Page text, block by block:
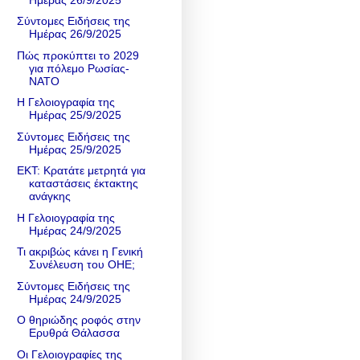
Σύντομες Ειδήσεις της
Ημέρας 26/9/2025
Πώς προκύπτει το 2029
για πόλεμο Ρωσίας-
NATO
Η Γελοιογραφία της
Ημέρας 25/9/2025
Σύντομες Ειδήσεις της
Ημέρας 25/9/2025
ΕΚΤ: Κρατάτε μετρητά για
καταστάσεις έκτακτης
ανάγκης
Η Γελοιογραφία της
Ημέρας 24/9/2025
Τι ακριβώς κάνει η Γενική
Συνέλευση του ΟΗΕ;
Σύντομες Ειδήσεις της
Ημέρας 24/9/2025
Ο θηριώδης ροφός στην
Ερυθρά Θάλασσα
Οι Γελοιογραφίες της